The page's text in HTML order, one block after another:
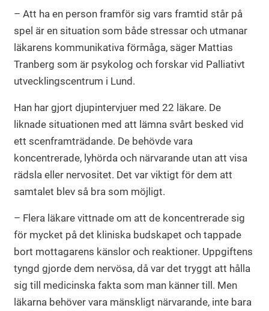
– Att ha en person framför sig vars framtid står på
spel är en situation som både stressar och utmanar
läkarens kommunikativa förmåga, säger Mattias
Tranberg som är psykolog och forskar vid Palliativt
utvecklingscentrum i Lund.
Han har gjort djupintervjuer med 22 läkare. De
liknade situationen med att lämna svårt besked vid
ett scenframträdande. De behövde vara
koncentrerade, lyhörda och närvarande utan att visa
rädsla eller nervositet. Det var viktigt för dem att
samtalet blev så bra som möjligt.
– Flera läkare vittnade om att de koncentrerade sig
för mycket på det kliniska budskapet och tappade
bort mottagarens känslor och reaktioner. Uppgiftens
tyngd gjorde dem nervösa, då var det tryggt att hålla
sig till medicinska fakta som man känner till. Men
läkarna behöver vara mänskligt närvarande, inte bara